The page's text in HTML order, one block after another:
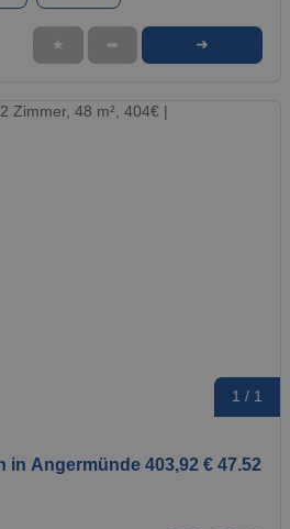
★ ➦ ➜
1 / 1
in Angermünde 403,92 € 47.52